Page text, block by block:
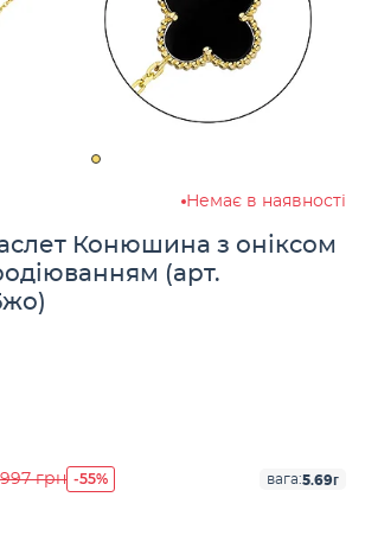
Немає в наявності
Конюшина з оніксом
(арт.
грн -55% вага:5.69г